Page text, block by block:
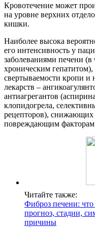
Кровотечение может
на уровне верхних
кишки.
Наиболее высока
его интенсивность у
заболеваниями печени (в
хроническим
свертываемости кропи и
лекарств –
антиагрегантов
клопидогрела,
рецепторов), снижающих
повреждающим
Читайте также:
Фиброз печени: что
прогноз, стадии,
причины